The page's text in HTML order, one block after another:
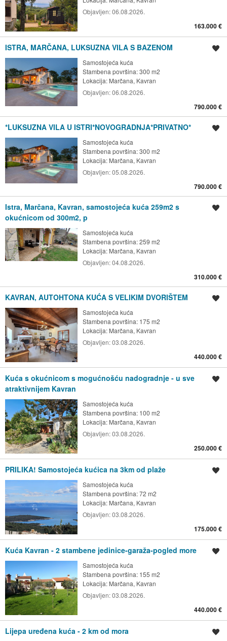
Objavljen:06.08.2026.
163.000 €
ISTRA, MARČANA, LUKSUZNA VILA S BAZENOM
Samostojeća kuća
Stambena površina: 300 m2
Lokacija: Marčana, Kavran
Objavljen:06.08.2026.
790.000 €
*LUKSUZNA VILA U ISTRI*NOVOGRADNJA*PRIVATNO*
Samostojeća kuća
Stambena površina: 300 m2
Lokacija: Marčana, Kavran
Objavljen:05.08.2026.
790.000 €
Istra, Marčana, Kavran, samostojeća kuća 259m2 s
okućnicom od 300m2, p
Samostojeća kuća
Stambena površina: 259 m2
Lokacija: Marčana, Kavran
Objavljen:04.08.2026.
310.000 €
KAVRAN, AUTOHTONA KUĆA S VELIKIM DVORIŠTEM
Samostojeća kuća
Stambena površina: 175 m2
Lokacija: Marčana, Kavran
Objavljen:03.08.2026.
440.000 €
Kuća s okućnicom s mogućnošću nadogradnje - u sve
atraktivnijem Kavran
Samostojeća kuća
Stambena površina: 100 m2
Lokacija: Marčana, Kavran
Objavljen:03.08.2026.
250.000 €
PRILIKA! Samostojeća kućica na 3km od plaže
Samostojeća kuća
Stambena površina: 72 m2
Lokacija: Marčana, Kavran
Objavljen:03.08.2026.
175.000 €
Kuća Kavran - 2 stambene jedinice-garaža-pogled more
Samostojeća kuća
Stambena površina: 155 m2
Lokacija: Marčana, Kavran
Objavljen:03.08.2026.
440.000 €
Lijepa uređena kuća - 2 km od mora